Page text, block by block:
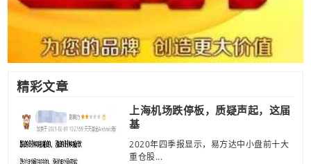
精彩文章
上海机场跌停板，质疑声起，这届
基
2020年四季报显示，易方达中小盘前十大
重仓股...